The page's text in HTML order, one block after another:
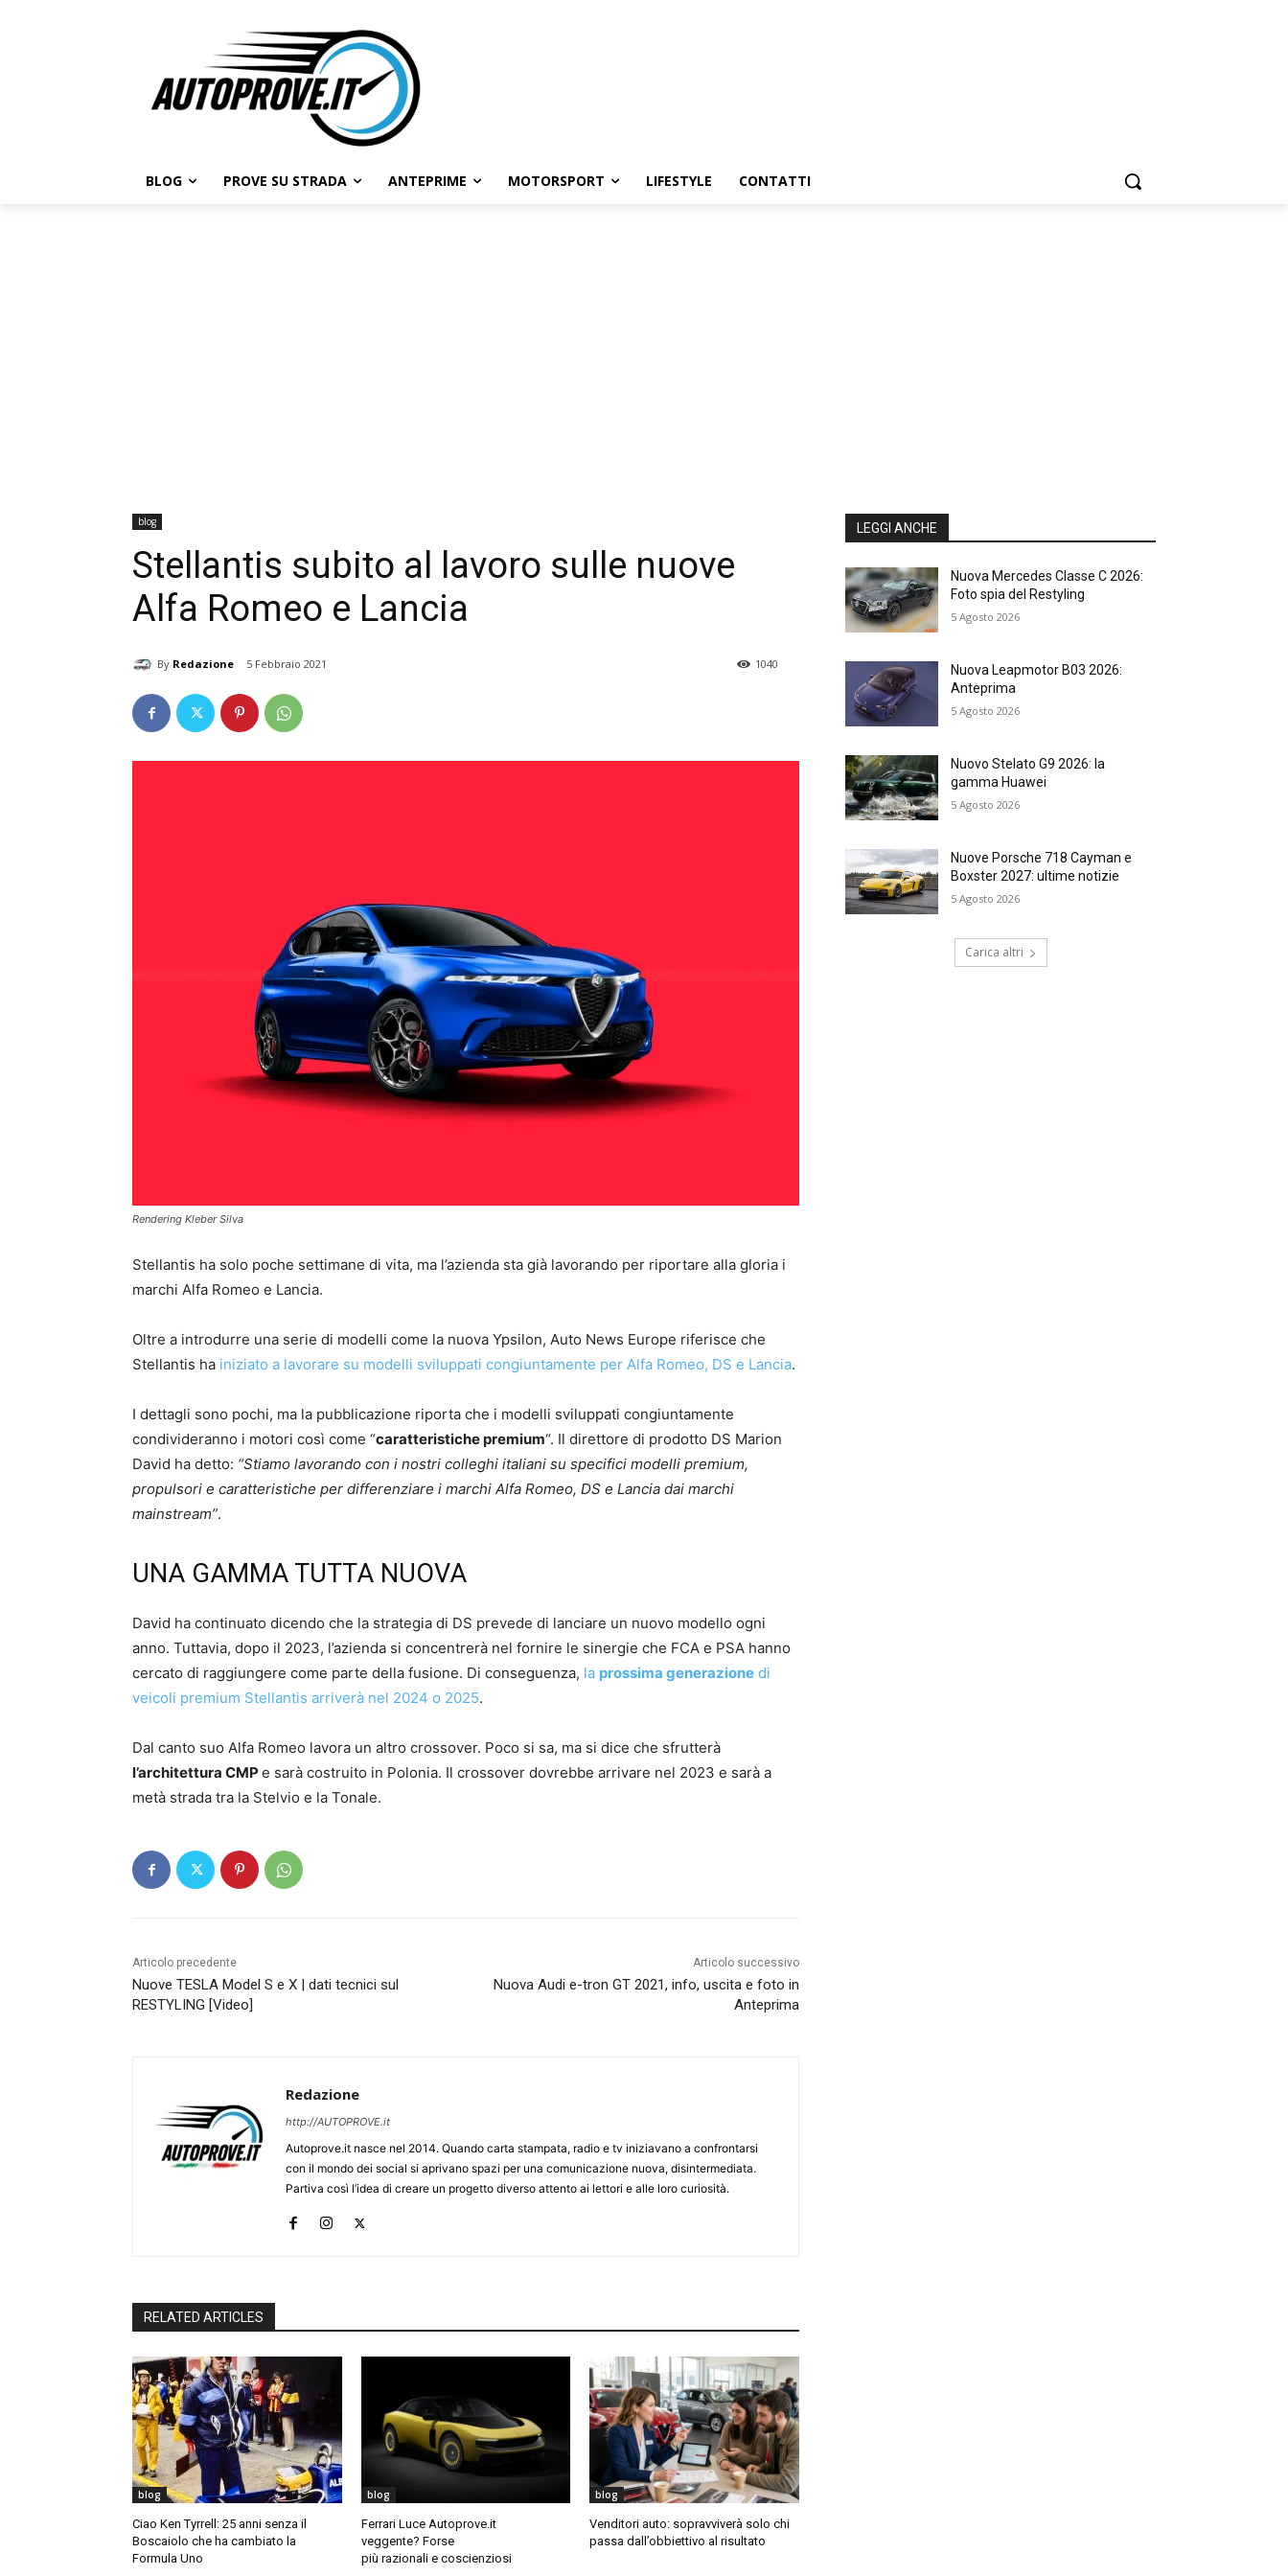
BLOG PROVE SU STRADA ANTEPRIME MOTORSPORT LIFESTYLE CONTATTI
blog
Stellantis subito al lavoro sulle nuove
Alfa Romeo e Lancia
By Redazione 5 Febbraio 2021 1040
Rendering Kleber Silva
Stellantis ha solo poche settimane di vita, ma l’azienda sta già lavorando per riportare alla gloria i
marchi Alfa Romeo e Lancia.
Oltre a introdurre una serie di modelli come la nuova Ypsilon, Auto News Europe riferisce che
Stellantis ha iniziato a lavorare su modelli sviluppati congiuntamente per Alfa Romeo, DS e Lancia.
I dettagli sono pochi, ma la pubblicazione riporta che i modelli sviluppati congiuntamente
condivideranno i motori così come “caratteristiche premium“. Il direttore di prodotto DS Marion
David ha detto: “Stiamo lavorando con i nostri colleghi italiani su specifici modelli premium,
propulsori e caratteristiche per differenziare i marchi Alfa Romeo, DS e Lancia dai marchi
mainstream”.
UNA GAMMA TUTTA NUOVA
David ha continuato dicendo che la strategia di DS prevede di lanciare un nuovo modello ogni
anno. Tuttavia, dopo il 2023, l’azienda si concentrerà nel fornire le sinergie che FCA e PSA hanno
cercato di raggiungere come parte della fusione. Di conseguenza, la prossima generazione di
veicoli premium Stellantis arriverà nel 2024 o 2025.
Dal canto suo Alfa Romeo lavora un altro crossover. Poco si sa, ma si dice che sfrutterà
l’architettura CMP e sarà costruito in Polonia. Il crossover dovrebbe arrivare nel 2023 e sarà a
metà strada tra la Stelvio e la Tonale.
Articolo precedente
Nuove TESLA Model S e X | dati tecnici sul
RESTYLING [Video]
Articolo successivo
Nuova Audi e-tron GT 2021, info, uscita e foto in
Anteprima
Redazione
http://AUTOPROVE.it
Autoprove.it nasce nel 2014. Quando carta stampata, radio e tv iniziavano a confrontarsi
con il mondo dei social si aprivano spazi per una comunicazione nuova, disintermediata.
Partiva così l’idea di creare un progetto diverso attento ai lettori e alle loro curiosità.
RELATED ARTICLES
blog
Ciao Ken Tyrrell: 25 anni senza il
Boscaiolo che ha cambiato la
Formula Uno
blog
Ferrari Luce Autoprove.it
veggente? Forse
più razionali e coscienziosi
blog
Venditori auto: sopravviverà solo chi
passa dall’obbiettivo al risultato
LEGGI ANCHE
Nuova Mercedes Classe C 2026:
Foto spia del Restyling
5 Agosto 2026
Nuova Leapmotor B03 2026:
Anteprima
5 Agosto 2026
Nuovo Stelato G9 2026: la
gamma Huawei
5 Agosto 2026
Nuove Porsche 718 Cayman e
Boxster 2027: ultime notizie
5 Agosto 2026
Carica altri